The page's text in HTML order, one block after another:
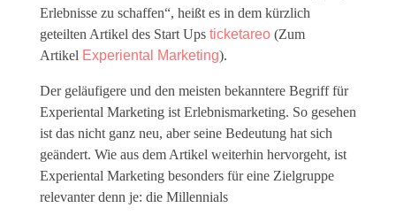
Erlebnisse zu schaffen“, heißt es in dem kürzlich
geteilten Artikel des Start Ups ticketareo (Zum
Artikel Experiental Marketing).
Der geläufigere und den meisten bekanntere Begriff für
Experiental Marketing ist Erlebnismarketing. So gesehen
ist das nicht ganz neu, aber seine Bedeutung hat sich
geändert. Wie aus dem Artikel weiterhin hervorgeht, ist
Experiental Marketing besonders für eine Zielgruppe
relevanter denn je: die Millennials